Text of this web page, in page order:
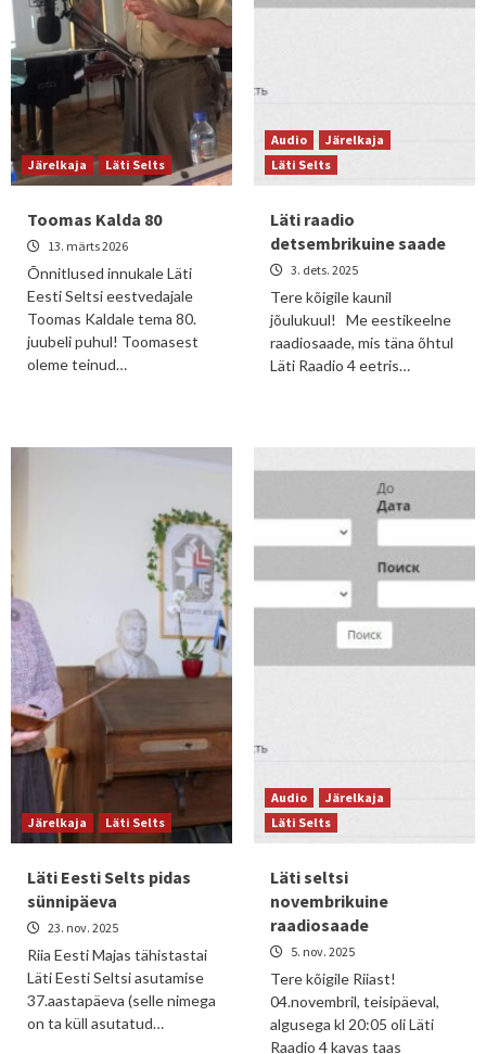
Järelkaja Läti Selts
Toomas Kalda 80
13. märts 2026
Õnnitlused innukale Läti
Eesti Seltsi eestvedajale
Toomas Kaldale tema 80.
juubeli puhul! Toomasest
oleme teinud…
Audio
Järelkaja
Läti Selts
Läti raadio
detsembrikuine saade
3. dets. 2025
Tere kõigile kaunil
jõulukuul! Me eestikeelne
raadiosaade, mis täna õhtul
Läti Raadio 4 eetris…
Järelkaja Läti Selts
Läti Eesti Selts pidas
sünnipäeva
23. nov. 2025
Riia Eesti Majas tähistastai
Läti Eesti Seltsi asutamise
37.aastapäeva (selle nimega
on ta küll asutatud…
Audio
Järelkaja
Läti Selts
Läti seltsi
novembrikuine
raadiosaade
5. nov. 2025
Tere kõigile Riiast!
04.novembril, teisipäeval,
algusega kl 20:05 oli Läti
Raadio 4 kavas taas